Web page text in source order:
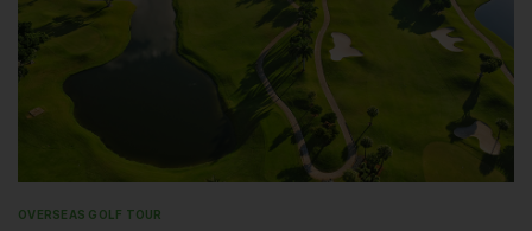
OVERSEAS GOLF TOUR